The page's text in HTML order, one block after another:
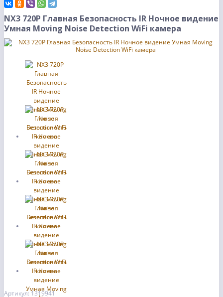
NX3 720P Главная Безопасность IR Ночное видение
Умная Moving Noise Detection WiFi камера
Артикул: 1319941